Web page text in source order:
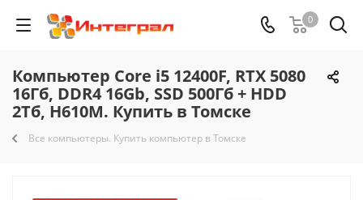
0
Компьютер Core i5 12400F, RTX 5080
16Гб, DDR4 16Gb, SSD 500Гб + HDD
2Тб, H610M. Купить в Томске
Все компьютеры. Купить компьютер в Томске